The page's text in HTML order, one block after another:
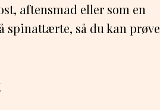
aftensmad eller som en
spinattærte, så du kan prøve